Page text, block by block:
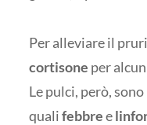
Per alleviare il
cortisone per
Le pulci, però,
qualifebbree